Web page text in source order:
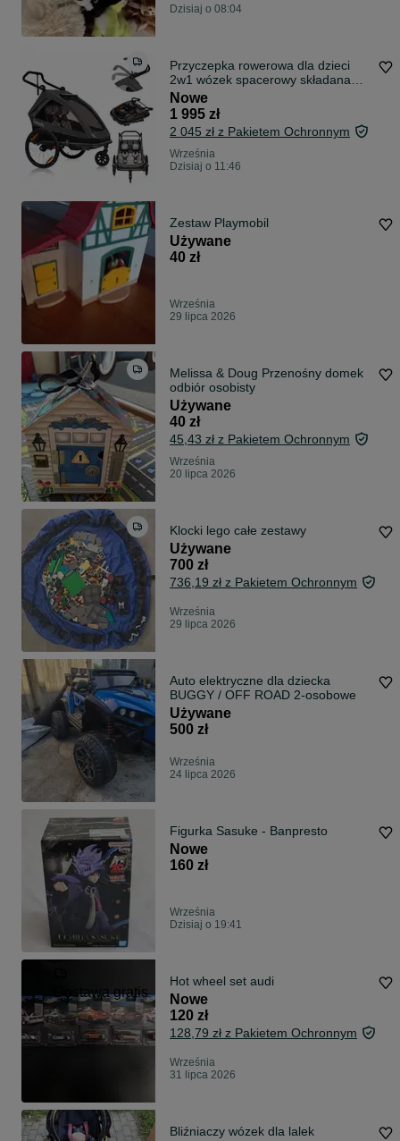
Dzisiaj o 08:04
Przyczepka rowerowa dla dzieci
2w1 wózek spacerowy składana
lionelo
Nowe
1 995 zł
2 045 zł z Pakietem Ochronnym
Września
Dzisiaj o 11:46
Zestaw Playmobil
Używane
40 zł
Września
29 lipca 2026
Melissa & Doug Przenośny domek
odbiór osobisty
Używane
40 zł
45,43 zł z Pakietem Ochronnym
Września
20 lipca 2026
Klocki lego całe zestawy
Używane
700 zł
736,19 zł z Pakietem Ochronnym
Września
29 lipca 2026
Auto elektryczne dla dziecka
BUGGY / OFF ROAD 2-osobowe
Używane
500 zł
Września
24 lipca 2026
Figurka Sasuke - Banpresto
Nowe
160 zł
Września
Dzisiaj o 19:41
Dostawa gratis
Hot wheel set audi
Nowe
120 zł
128,79 zł z Pakietem Ochronnym
Września
31 lipca 2026
Bliźniaczy wózek dla lalek